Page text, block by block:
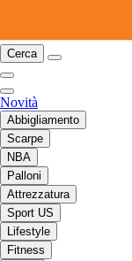
Cerca
Novità
Abbigliamento
Scarpe
NBA
Palloni
Attrezzatura
Sport US
Lifestyle
Fitness